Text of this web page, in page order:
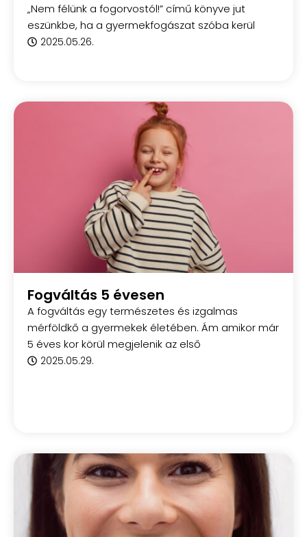
„Nem félünk a fogorvostól!” című könyve jut
eszünkbe, ha a gyermekfogászat szóba kerül
2025.05.26.
Fogváltás 5 évesen
A fogváltás egy természetes és izgalmas
mérföldkő a gyermekek életében. Ám amikor már
5 éves kor körül megjelenik az első
2025.05.29.